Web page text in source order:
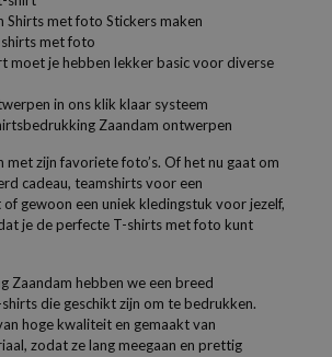
Shirts met foto Stickers maken
met foto
moet je hebben lekker basic voor diverse
in ons klik klaar systeem
Zaandam ontwerpen
met zijn favoriete foto’s. Of het nu gaat om
cadeau, teamshirts voor een
gewoon een uniek kledingstuk voor jezelf,
je de perfecte T-shirts met foto kunt
Zaandam hebben we een breed
die geschikt zijn om te bedrukken.
hoge kwaliteit en gemaakt van
zodat ze lang meegaan en prettig